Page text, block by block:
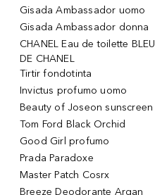
Gisada Ambassador uomo
Gisada Ambassador donna
CHANEL Eau de toilette BLEU
DE CHANEL
Tirtir fondotinta
Invictus profumo uomo
Beauty of Joseon sunscreen
Tom Ford Black Orchid
Good Girl profumo
Prada Paradoxe
Master Patch Cosrx
Breeze Deodorante Argan